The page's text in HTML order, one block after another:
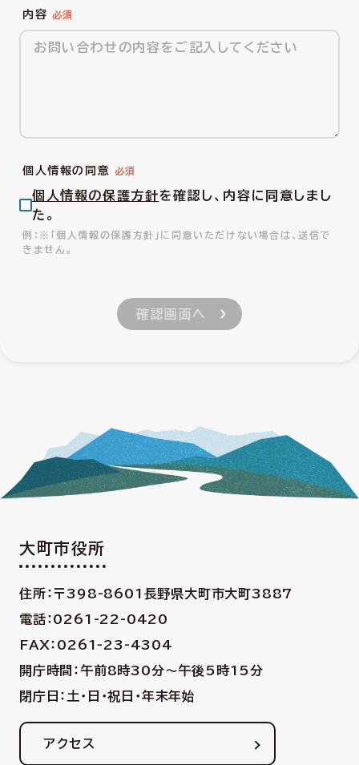
内容
個人情報の同意
個人情報の保護方針を確認し、内容に同意しまし
た。
※「個人情報の保護方針」に同意いただけない場合は、送信で
きません。
大町市役所
住所：〒398-8601 長野県大町市大町3887
電話：0261-22-0420
FAX：0261-23-4304
開庁時間：午前8時30分〜午後5時15分
閉庁日：土・日・祝日・年末年始
アクセス